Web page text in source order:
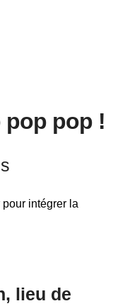
pop pop !
intégrer la
lieu de